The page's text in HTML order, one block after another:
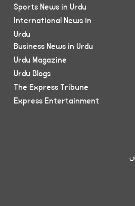
Sports News in Urdu
International News in
Urdu
Business News in Urdu
Urdu Magazine
Urdu Blogs
The Express Tribune
Express Entertainment